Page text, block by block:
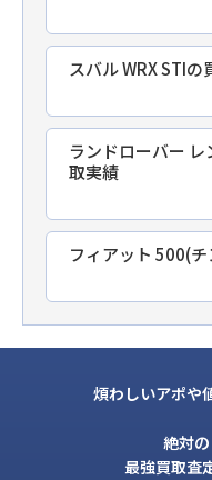
スバル WRX STIの
ランドローバー
取実績
フィアット 500(
煩わしいアポや
絶対
最強買取査